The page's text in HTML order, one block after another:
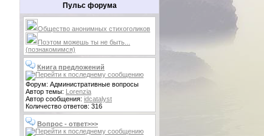
Пульс форума
Общество анонимных стихоголиков
Поэтом можешь ты не быть...
(познакомимся)
Книга предложений
Форум: Административные вопросы
Автор темы: Lorenzia
Автор сообщения: idcatalyst
Количество ответов: 316
Вопрос - ответ>>>